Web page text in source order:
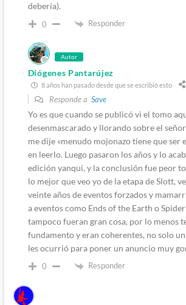
debería).
0 Responder
Autor
Diógenes Pantarújez
8 años han pasado desde que se escribió esto
Responde a Save
Yo es que cuando se publicó vi el tomo
desenmascarado y llorando sobre el
me dije «menudo mojonazo tiene que ser
en leerlo. Luego pasaron los años y lo
edición yanqui, y la conclusión fue peor
lo mejor que veo yo de la etapa de Slott,
veinte años de eventos forzados y
a eventos como Ends of the Earth o
tampoco fueran gran cosa, por lo menos
fundamento y eran coherentes, no solo
les ocurrió para poner un anuncio muy
0 Responder